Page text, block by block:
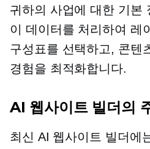
귀하의 사업에 대한 기본
이 데이터를 처리하여 레
구성표를 선택하고, 콘텐
경험을 최적화합니다.
AI 웹사이트 빌더의
최신 AI 웹사이트 빌더에